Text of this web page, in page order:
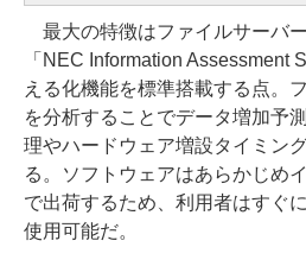
最大の特徴はファイルサーバ
「NEC Information Assessment
える化機能を標準搭載する点。
を分析することでデータ増加予
理やハードウェア増設タイミン
る。ソフトウェアはあらかじめ
で出荷するため、利用者はすぐ
使用可能だ。